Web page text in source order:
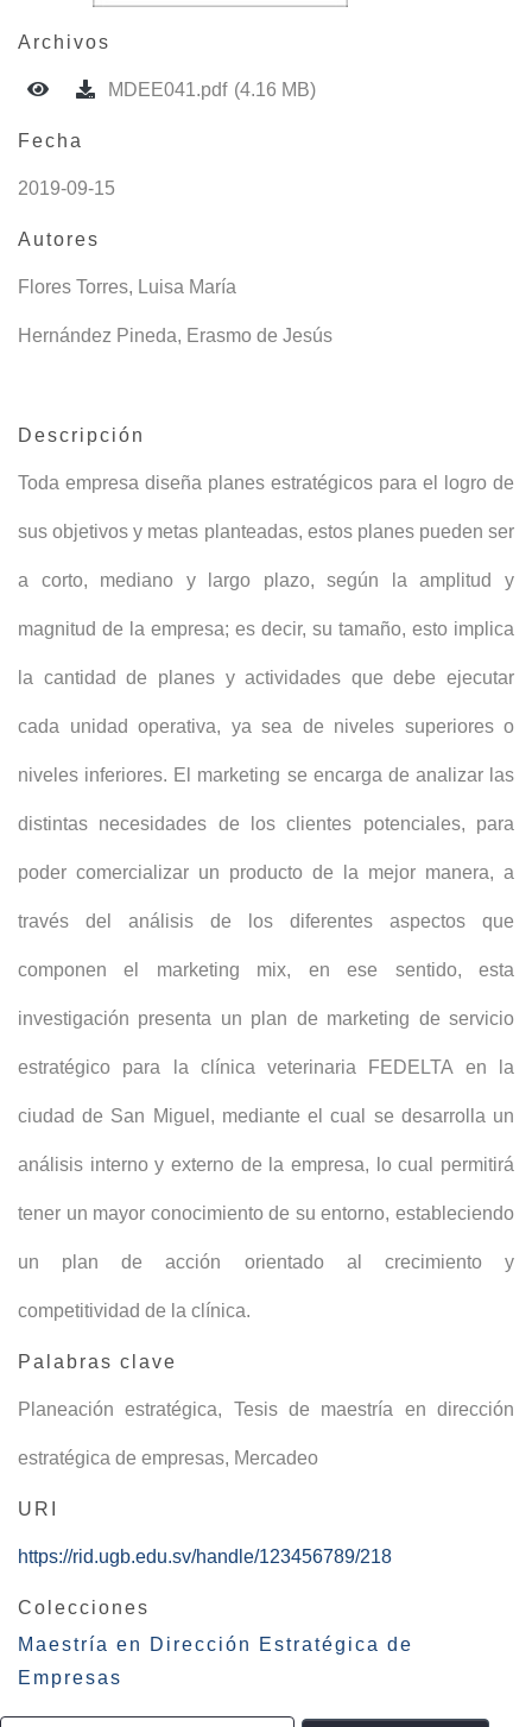
Archivos
MDEE041.pdf (4.16 MB)
Fecha
2019-09-15
Autores
Flores Torres, Luisa María
Hernández Pineda, Erasmo de Jesús
Descripción
Toda empresa diseña planes estratégicos para el logro de
sus objetivos y metas planteadas, estos planes pueden ser
a corto, mediano y largo plazo, según la amplitud y
magnitud de la empresa; es decir, su tamaño, esto implica
la cantidad de planes y actividades que debe ejecutar
cada unidad operativa, ya sea de niveles superiores o
niveles inferiores. El marketing se encarga de analizar las
distintas necesidades de los clientes potenciales, para
poder comercializar un producto de la mejor manera, a
través del análisis de los diferentes aspectos que
componen el marketing mix, en ese sentido, esta
investigación presenta un plan de marketing de servicio
estratégico para la clínica veterinaria FEDELTA en la
ciudad de San Miguel, mediante el cual se desarrolla un
análisis interno y externo de la empresa, lo cual permitirá
tener un mayor conocimiento de su entorno, estableciendo
un plan de acción orientado al crecimiento y
competitividad de la clínica.
Palabras clave
Planeación estratégica, Tesis de maestría en dirección
estratégica de empresas, Mercadeo
URI
https://rid.ugb.edu.sv/handle/123456789/218
Colecciones
Maestría en Dirección Estratégica de
Empresas